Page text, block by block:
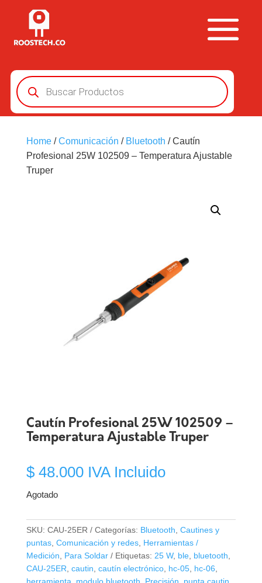
Búsqueda
de
productos
Home/Comunicación / Bluetooth / Cautín
Profesional 25W 102509 – Temperatura Ajustable
Truper
Cautín Profesional 25W 102509 –
Temperatura Ajustable Truper
$48.000 IVA Incluido
Agotado
SKU: CAU-25ER Categorías: Bluetooth, Cautines y
puntas, Comunicación y redes, Herramientas /
Medición, Para Soldar Etiquetas: 25 W, ble, bluetooth,
CAU-25ER, cautin, cautín electrónico, hc-05, hc-06,